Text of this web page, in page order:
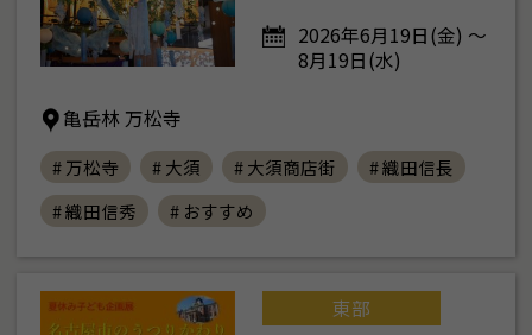
2026年6月19日(金) ～
8月19日(水)
亀岳林 万松寺
# 万松寺 # 大須 # 大須商店街
# 織田信長
# 織田信秀
# おすすめ
東部